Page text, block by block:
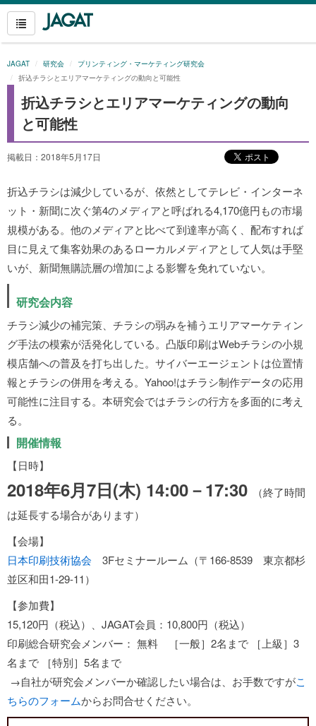
JAGAT 研究会
プリンティング・マーケティング研究会
折込チラシとエリアマーケティングの動向と可能性
折込チラシとエリアマーケティングの動向
と可能性
掲載日：2018年5月17日
折込チラシは減少しているが、依然としてテレビ・インターネ
ット・新聞に次ぐ第4のメディアと呼ばれる4,170億円もの市場
規模がある。他のメディアと比べて到達率が高く、配布すれば
目に見えて集客効果のあるローカルメディアとして人気は手堅
いが、新聞無購読層の増加による影響を免れていない。
研究会内容
チラシ減少の補完策、チラシの弱みを補うエリアマーケティン
グ手法の模索が活発化している。凸版印刷はWebチラシの小規
模店舗への普及を打ち出した。サイバーエージェントは位置情
報とチラシの併用を考える。Yahoo!はチラシ制作データの応用
可能性に注目する。本研究会ではチラシの行方を多面的に考え
る。
開催情報
【日時】
2018年6月7日(木) 14:00－17:30
（終了時間
は延長する場合があります）
【会場】
日本印刷技術協会 3Fセミナールーム（〒166-8539 東京都杉
並区和田1-29-11）
【参加費】
15,120円（税込）、JAGAT会員：10,800円（税込）
印刷総合研究会メンバー： 無料 ［一般］2名まで ［上級］3
名まで ［特別］5名まで
→自社が研究会メンバーか確認したい場合は、お手数ですがこ
ちらのフォームからお問合せください。